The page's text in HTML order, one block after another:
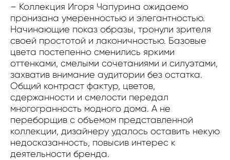
– Коллекция Игоря Чапурина ожидаемо
пронизана умеренностью и элегантностью.
Начинающие показ образы, тронули зрителя
своей простотой и лаконичностью. Базовые
цвета постепенно сменились яркими
оттенками, смелыми сочетаниями и силуэтами,
захватив внимание аудитории без остатка.
Общий контраст фактур, цветов,
сдержанности и смелости передал
многогранность модного дома. А не
переборщив с объемом представленной
коллекции, дизайнеру удалось оставить некую
недосказанность, повысив интерес к
деятельности бренда.